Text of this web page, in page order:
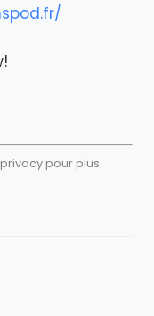
pour plus